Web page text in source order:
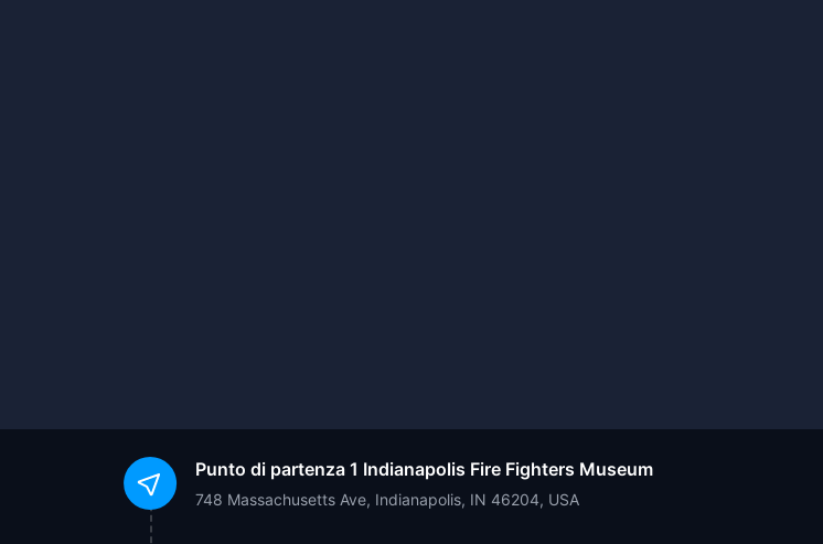
Punto di partenza 1 Indianapolis Fire Fighters Museum
748 Massachusetts Ave, Indianapolis, IN 46204, USA